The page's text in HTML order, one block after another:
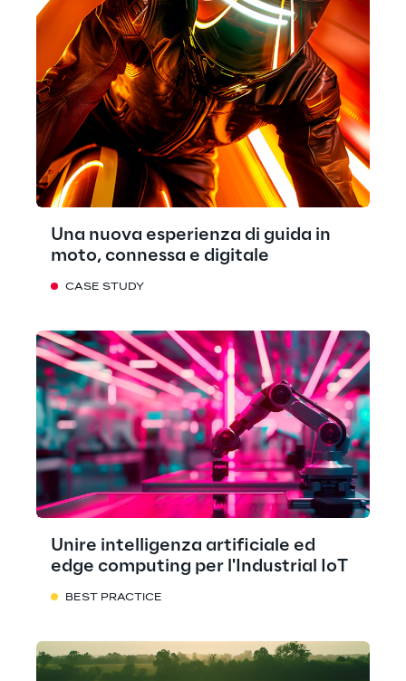
Una nuova esperienza di guida in
moto, connessa e digitale
CASE STUDY
Unire intelligenza artificiale ed
edge computing per l'Industrial IoT
BEST PRACTICE